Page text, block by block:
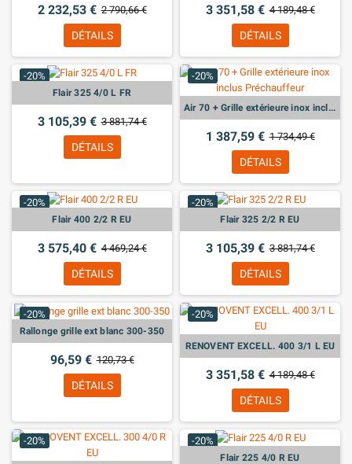
2 232,53 € 2 790,66 €
DÉTAILS
3 351,58 € 4 189,48 €
DÉTAILS
-20%
Flair 325 4/0 L FR
3 105,39 € 3 881,74 €
DÉTAILS
-20%
Air 70 + Grille extérieure inox inclus Préchauffeur
1 387,59 € 1 734,49 €
DÉTAILS
-20%
Flair 400 2/2 R EU
3 575,40 € 4 469,24 €
DÉTAILS
-20%
Flair 325 2/2 R EU
3 105,39 € 3 881,74 €
DÉTAILS
-20%
Rallonge grille ext blanc 300-350
96,59 € 120,73 €
DÉTAILS
-20%
RENOVENT EXCELL. 400 3/1 L EU
3 351,58 € 4 189,48 €
DÉTAILS
-20% -20%
Flair 225 4/0 R EU